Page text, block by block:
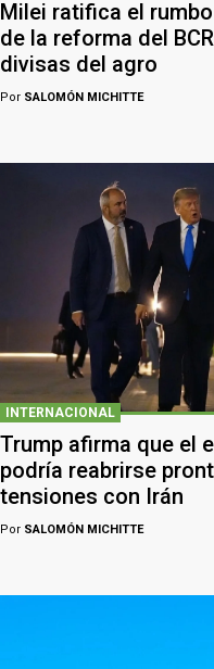
Milei ratifica el
de la reforma del
divisas del agro
Por SALOMÓN MICHITTE
INTERNACIONAL
Trump afirma que el
podría reabrirse
tensiones con Irán
Por SALOMÓN MICHITTE